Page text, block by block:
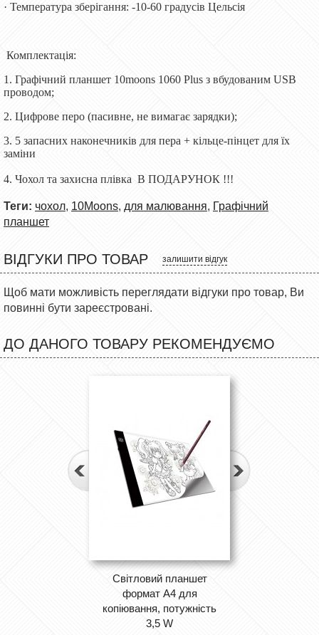
· Температура зберігання: -10-60 градусів Цельсія
Комплектація:
1. Графічний планшет 10moons 1060 Plus з вбудованим USB
проводом;
2. Цифрове перо (пасивне, не вимагає зарядки);
3. 5 запасних наконечників для пера + кільце-пінцет для їх
заміни
4. Чохол та захисна плівка В ПОДАРУНОК !!!
Теги: чохол, 10Moons, для малювання, Графічний
планшет
ВІДГУКИ ПРО ТОВАР залишити відгук
Щоб мати можливість переглядати відгуки про товар, Ви
повинні бути зареєстровані.
ДО ДАНОГО ТОВАРУ РЕКОМЕНДУЄМО
Світловий планшет
формат А4 для
копіювання, потужність
3,5 W